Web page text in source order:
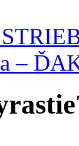
–